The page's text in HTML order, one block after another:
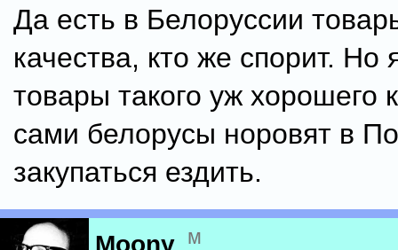
Да есть в Белоруссии
качества, кто же спорит. Но
товары такого уж хорошего
сами белорусы норовят в
закупаться ездить.
м